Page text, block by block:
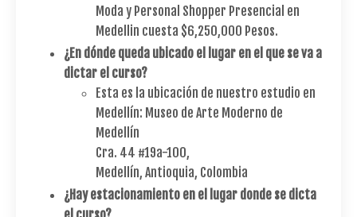
Moda y Personal Shopper Presencial en
Medellin cuesta $6,250,000 Pesos.
¿En dónde queda ubicado el lugar en el que se va a
dictar el curso?
Esta es la ubicación de nuestro estudio en
Medellín: Museo de Arte Moderno de
Medellín
Cra. 44 #19a-100,
Medellín, Antioquia, Colombia
¿Hay estacionamiento en el lugar donde se dicta